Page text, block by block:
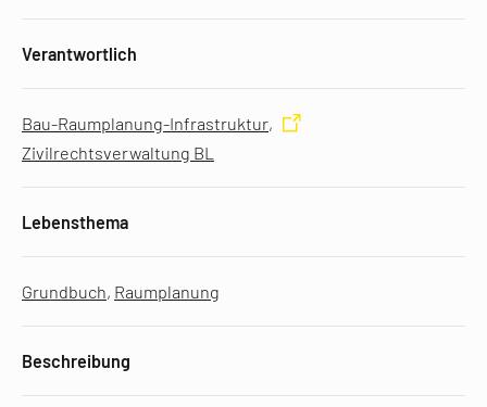
Verantwortlich
Bau-Raumplanung-Infrastruktur,
Zivilrechtsverwaltung BL
Lebensthema
Grundbuch, Raumplanung
Beschreibung